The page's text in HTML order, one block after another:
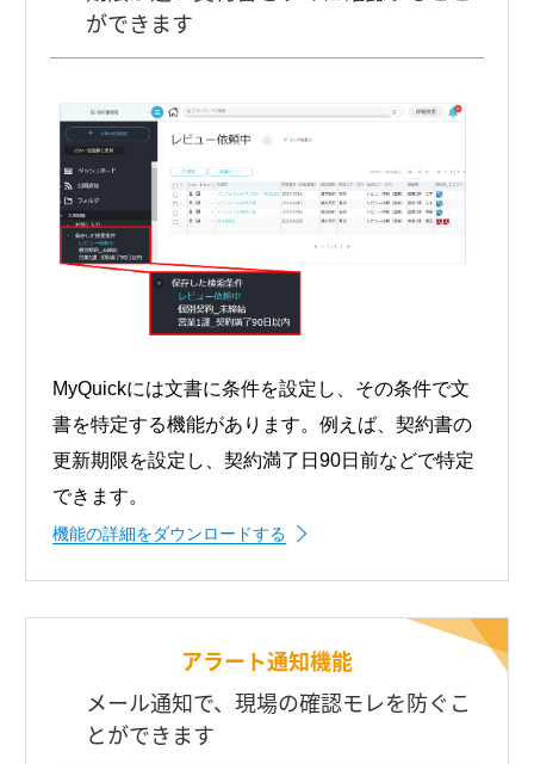
ができます
MyQuickには文書に条件を設定し、その条件で文
書を特定する機能があります。例えば、契約書の
更新期限を設定し、契約満了日90日前などで特定
できます。
機能の詳細をダウンロードする
アラート通知機能
メール通知で、現場の確認モレを防ぐこ
とができます